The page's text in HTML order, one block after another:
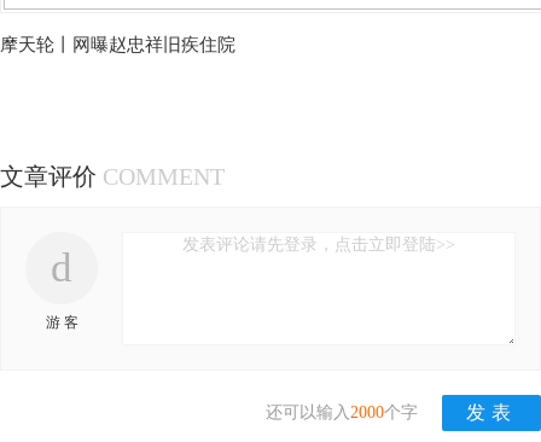
摩天轮丨网曝赵忠祥旧疾住院
文章评价 COMMENT
d
游 客
发表评论请先登录，点击立即登陆>>
还可以输入2000个字